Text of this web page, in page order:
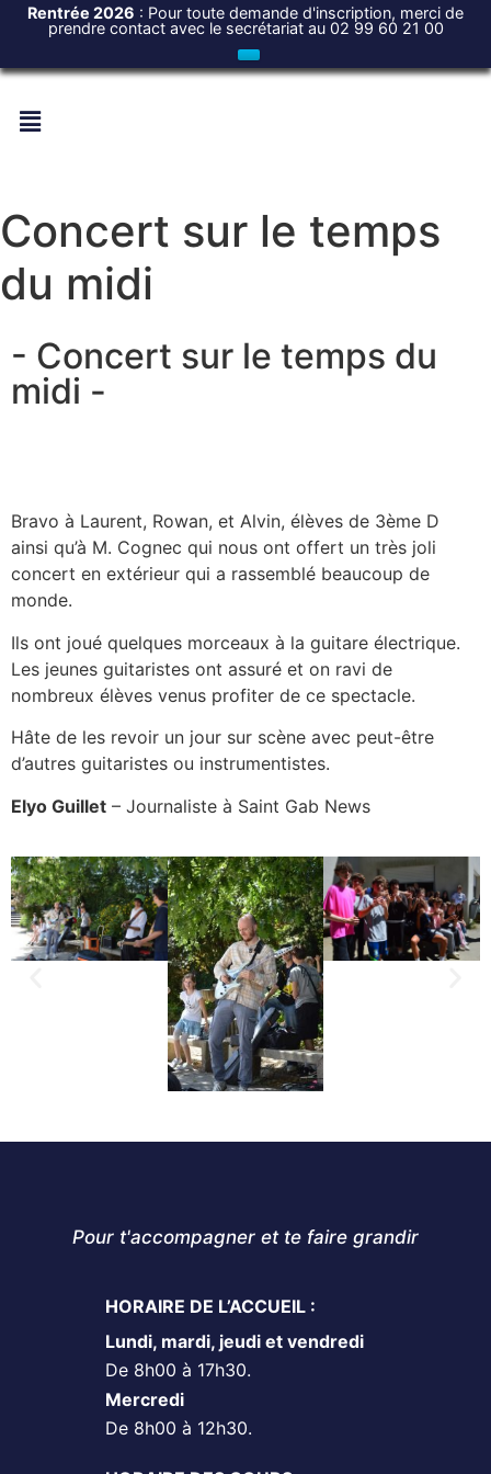
Rentrée 2026 : Pour toute demande d'inscription, merci de
prendre contact avec le secrétariat au 02 99 60 21 00
Concert sur le temps
du midi
- Concert sur le temps du
midi -
Bravo à Laurent, Rowan, et Alvin, élèves de 3ème D
ainsi qu’à M. Cognec qui nous ont offert un très joli
concert en extérieur qui a rassemblé beaucoup de
monde.
Ils ont joué quelques morceaux à la guitare électrique.
Les jeunes guitaristes ont assuré et on ravi de
nombreux élèves venus profiter de ce spectacle.
Hâte de les revoir un jour sur scène avec peut-être
d’autres guitaristes ou instrumentistes.
Elyo Guillet – Journaliste à Saint Gab News
Pour t'accompagner et te faire grandir
HORAIRE DE L’ACCUEIL :
Lundi, mardi, jeudi et vendredi
De 8h00 à 17h30.
Mercredi
De 8h00 à 12h30.